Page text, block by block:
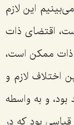
این لازم
اقتضاى ذات
ذات ممكن است،
اختلاف لازم و
و به واسطه
بود كه در